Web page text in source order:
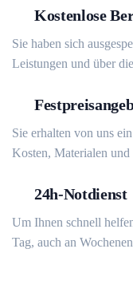
Kostenlose
Sie haben sich
Leistungen und über
Sie erhalten von uns
Kosten, Materialen und
24h-Notdienst
Um Ihnen schnell
Tag, auch an